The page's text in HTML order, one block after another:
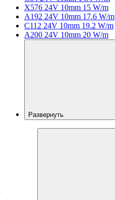
X576 24V 10mm 15 W/m
A192 24V 10mm 17.6 W/m
C112 24V 10mm 19.2 W/m
A200 24V 10mm 20 W/m
Развернуть